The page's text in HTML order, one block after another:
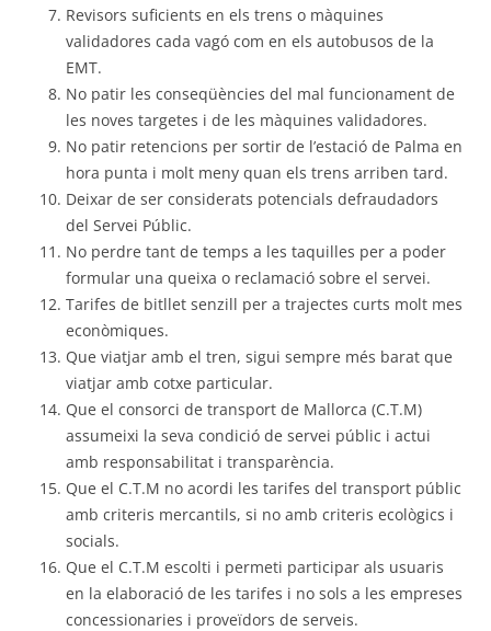
Revisors suficients en els trens o màquines
validadores cada vagó com en els autobusos de la
EMT.
No patir les conseqüències del mal funcionament de
les noves targetes i de les màquines validadores.
No patir retencions per sortir de l’estació de Palma en
hora punta i molt meny quan els trens arriben tard.
Deixar de ser considerats potencials defraudadors
del Servei Públic.
No perdre tant de temps a les taquilles per a poder
formular una queixa o reclamació sobre el servei.
Tarifes de bitllet senzill per a trajectes curts molt mes
econòmiques.
Que viatjar amb el tren, sigui sempre més barat que
viatjar amb cotxe particular.
Que el consorci de transport de Mallorca (C.T.M)
assumeixi la seva condició de servei públic i actui
amb responsabilitat i transparència.
Que el C.T.M no acordi les tarifes del transport públic
amb criteris mercantils, si no amb criteris ecològics i
socials.
Que el C.T.M escolti i permeti participar als usuaris
en la elaboració de les tarifes i no sols a les empreses
concessionaries i proveïdors de serveis.